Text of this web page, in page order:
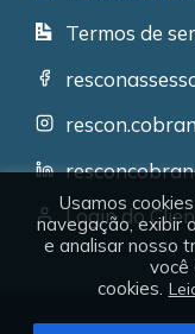
Usamos
navegação, exibir
e analisar nosso
você
cookies.
Termos de
Login do